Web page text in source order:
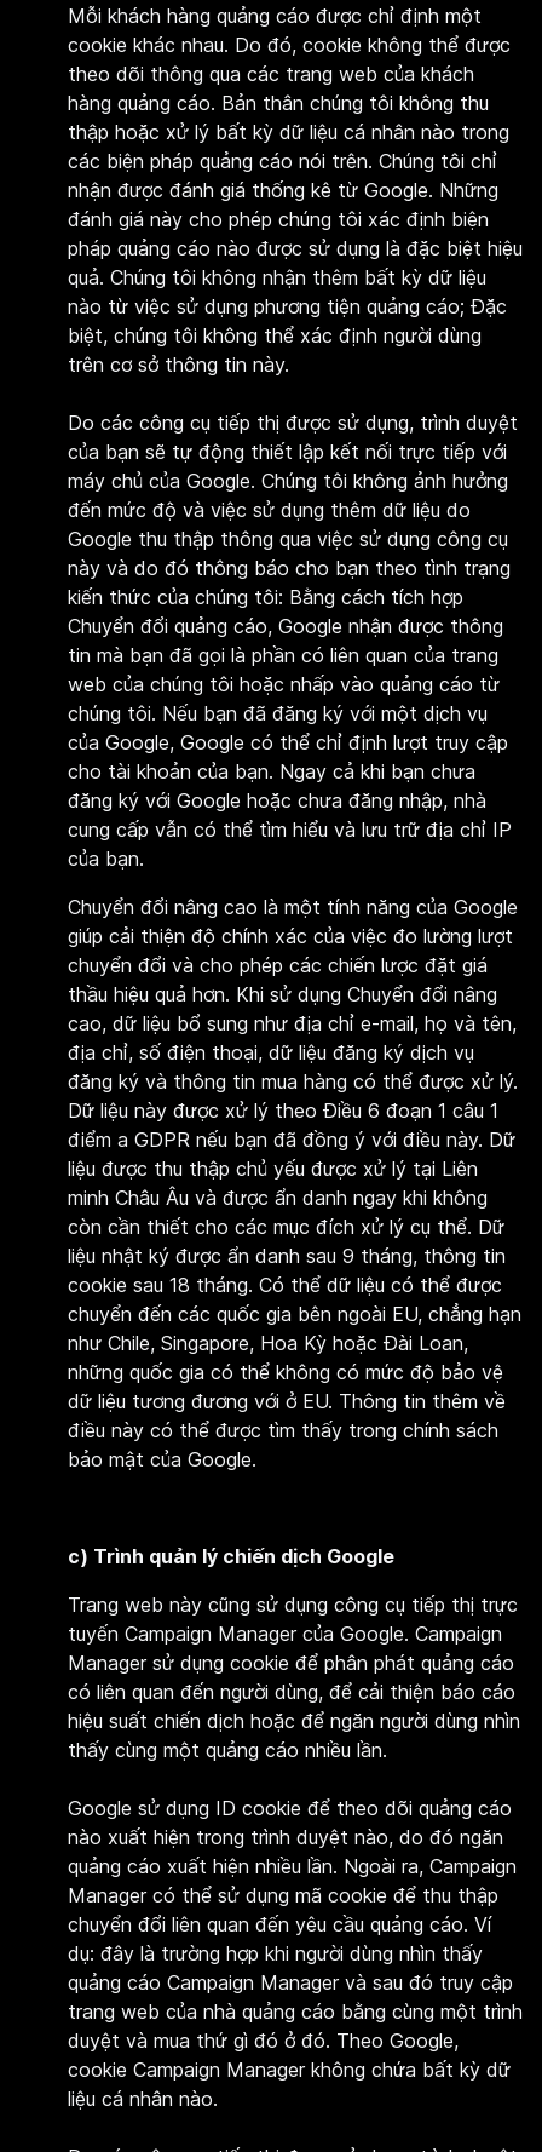
Mỗi khách hàng quảng cáo được chỉ định một
cookie khác nhau. Do đó, cookie không thể được
theo dõi thông qua các trang web của khách
hàng quảng cáo. Bản thân chúng tôi không thu
thập hoặc xử lý bất kỳ dữ liệu cá nhân nào trong
các biện pháp quảng cáo nói trên. Chúng tôi chỉ
nhận được đánh giá thống kê từ Google. Những
đánh giá này cho phép chúng tôi xác định biện
pháp quảng cáo nào được sử dụng là đặc biệt hiệu
quả. Chúng tôi không nhận thêm bất kỳ dữ liệu
nào từ việc sử dụng phương tiện quảng cáo; Đặc
biệt, chúng tôi không thể xác định người dùng
trên cơ sở thông tin này.
Do các công cụ tiếp thị được sử dụng, trình duyệt
của bạn sẽ tự động thiết lập kết nối trực tiếp với
máy chủ của Google. Chúng tôi không ảnh hưởng
đến mức độ và việc sử dụng thêm dữ liệu do
Google thu thập thông qua việc sử dụng công cụ
này và do đó thông báo cho bạn theo tình trạng
kiến thức của chúng tôi: Bằng cách tích hợp
Chuyển đổi quảng cáo, Google nhận được thông
tin mà bạn đã gọi là phần có liên quan của trang
web của chúng tôi hoặc nhấp vào quảng cáo từ
chúng tôi. Nếu bạn đã đăng ký với một dịch vụ
của Google, Google có thể chỉ định lượt truy cập
cho tài khoản của bạn. Ngay cả khi bạn chưa
đăng ký với Google hoặc chưa đăng nhập, nhà
cung cấp vẫn có thể tìm hiểu và lưu trữ địa chỉ IP
của bạn.
Chuyển đổi nâng cao là một tính năng của Google
giúp cải thiện độ chính xác của việc đo lường lượt
chuyển đổi và cho phép các chiến lược đặt giá
thầu hiệu quả hơn. Khi sử dụng Chuyển đổi nâng
cao, dữ liệu bổ sung như địa chỉ e-mail, họ và tên,
địa chỉ, số điện thoại, dữ liệu đăng ký dịch vụ
đăng ký và thông tin mua hàng có thể được xử lý.
Dữ liệu này được xử lý theo Điều 6 đoạn 1 câu 1
điểm a GDPR nếu bạn đã đồng ý với điều này. Dữ
liệu được thu thập chủ yếu được xử lý tại Liên
minh Châu Âu và được ẩn danh ngay khi không
còn cần thiết cho các mục đích xử lý cụ thể. Dữ
liệu nhật ký được ẩn danh sau 9 tháng, thông tin
cookie sau 18 tháng. Có thể dữ liệu có thể được
chuyển đến các quốc gia bên ngoài EU, chẳng hạn
như Chile, Singapore, Hoa Kỳ hoặc Đài Loan,
những quốc gia có thể không có mức độ bảo vệ
dữ liệu tương đương với ở EU. Thông tin thêm về
điều này có thể được tìm thấy trong chính sách
bảo mật của Google.
c) Trình quản lý chiến dịch Google
Trang web này cũng sử dụng công cụ tiếp thị trực
tuyến Campaign Manager của Google. Campaign
Manager sử dụng cookie để phân phát quảng cáo
có liên quan đến người dùng, để cải thiện báo cáo
hiệu suất chiến dịch hoặc để ngăn người dùng nhìn
thấy cùng một quảng cáo nhiều lần.
Google sử dụng ID cookie để theo dõi quảng cáo
nào xuất hiện trong trình duyệt nào, do đó ngăn
quảng cáo xuất hiện nhiều lần. Ngoài ra, Campaign
Manager có thể sử dụng mã cookie để thu thập
chuyển đổi liên quan đến yêu cầu quảng cáo. Ví
dụ: đây là trường hợp khi người dùng nhìn thấy
quảng cáo Campaign Manager và sau đó truy cập
trang web của nhà quảng cáo bằng cùng một trình
duyệt và mua thứ gì đó ở đó. Theo Google,
cookie Campaign Manager không chứa bất kỳ dữ
liệu cá nhân nào.